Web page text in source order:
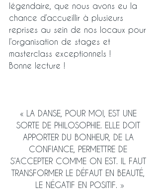
légendaire, que nous avons eu la
chance d’accueillir à plusieurs
reprises au sein de nos locaux pour
l’organisation de stages et
masterclass exceptionnels !
Bonne lecture !
« LA DANSE, POUR MOI, EST UNE
SORTE DE PHILOSOPHIE. ELLE DOIT
APPORTER DU BONHEUR, DE LA
CONFIANCE, PERMETTRE DE
S’ACCEPTER COMME ON EST. IL FAUT
TRANSFORMER LE DÉFAUT EN BEAUTÉ,
LE NÉGATIF EN POSITIF. »